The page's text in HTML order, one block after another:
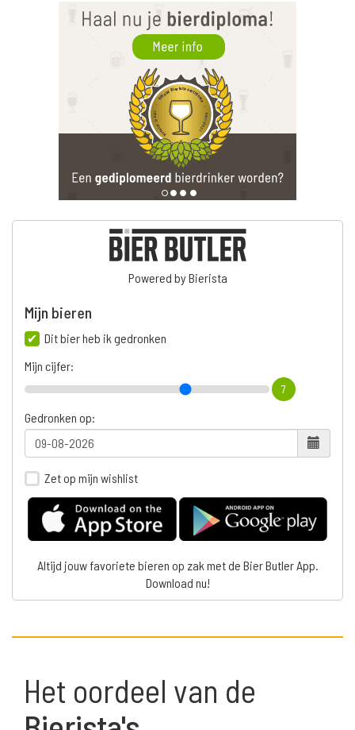
Powered by Bierista
Mijn bieren
Dit bier heb ik gedronken
Mijn cijfer:
7
Gedronken op:
Zet op mijn wishlist
Altijd jouw favoriete bieren op zak met de Bier Butler App.
Download nu!
Het oordeel van de